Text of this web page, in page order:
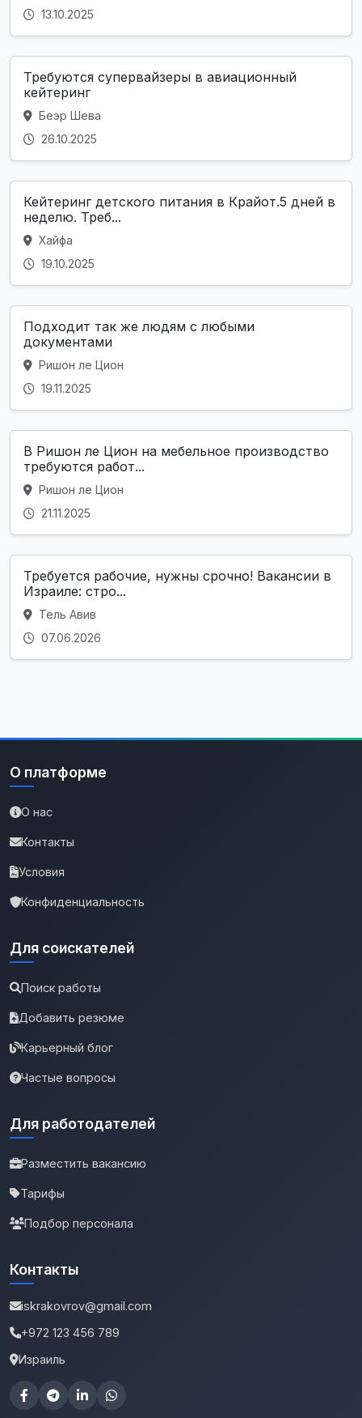
13.10.2025
Требуются супервайзеры в авиационный
кейтеринг
Беэр Шева
26.10.2025
Кейтеринг детского питания в Крайот.5 дней в
неделю. Треб...
Хайфа
19.10.2025
Подходит так же людям с любыми
документами
Ришон ле Цион
19.11.2025
В Ришон ле Цион на мебельное производство
требуются работ...
Ришон ле Цион
21.11.2025
Требуется рабочие, нужны срочно! Вакансии в
Израиле: стро...
Тель Авив
07.06.2026
О платформе
О нас
Контакты
Условия
Конфиденциальность
Для соискателей
Поиск работы
Добавить резюме
Карьерный блог
Частые вопросы
Для работодателей
Разместить вакансию
Тарифы
Подбор персонала
Контакты
iskrakovrov@gmail.com
+972 123 456 789
Израиль